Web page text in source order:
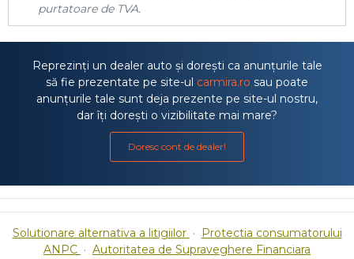
purtatoare de TVA.
Reprezinți un dealer auto și dorești ca anunțurile tale
să fie prezentate pe site-ul carmira.ro sau poate
anunțurile tale sunt deja prezente pe site-ul nostru,
dar îți dorești o vizibilitate mai mare?
Doresc cont de dealer!
Solutionare alternativa a litigiilor · Protectia consumatorului
ANPC · Autoritatea de Supraveghere Financiara